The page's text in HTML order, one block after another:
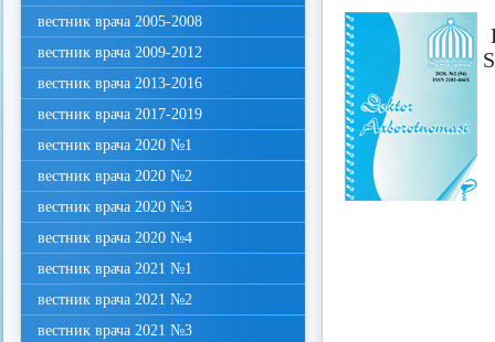
вестник врача 2005-2008
вестник врача 2009-2012
вестник врача 2013-2016
вестник врача 2017-2019
вестник врача 2020 №1
вестник врача 2020 №2
вестник врача 2020 №3
вестник врача 2020 №4
вестник врача 2021 №1
вестник врача 2021 №2
вестник врача 2021 №3